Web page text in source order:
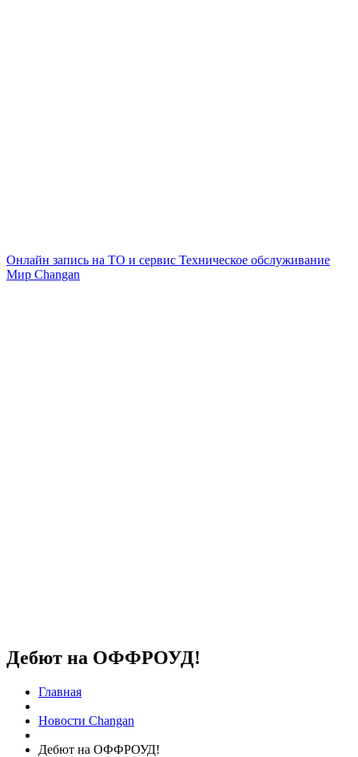
Онлайн запись на ТО и сервис Техническое обслуживание
Мир Changan
Дебют на ОФФРОУД!
Главная
Новости Changan
Дебют на ОФФРОУД!